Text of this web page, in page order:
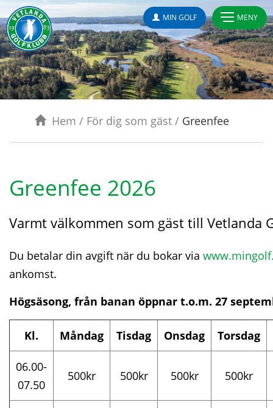
MIN GOLF MENY
Hem / För dig som gäst / Greenfee
Greenfee 2026
Varmt välkommen som gäst till Vetlanda
Du betalar din avgift när du bokar via
ankomst.
Högsäsong, från banan öppnar t.o.m. 27
Kl. Måndag Tisdag Onsdag Torsdag
06.00-
07.50
500kr 500kr 500kr 500kr